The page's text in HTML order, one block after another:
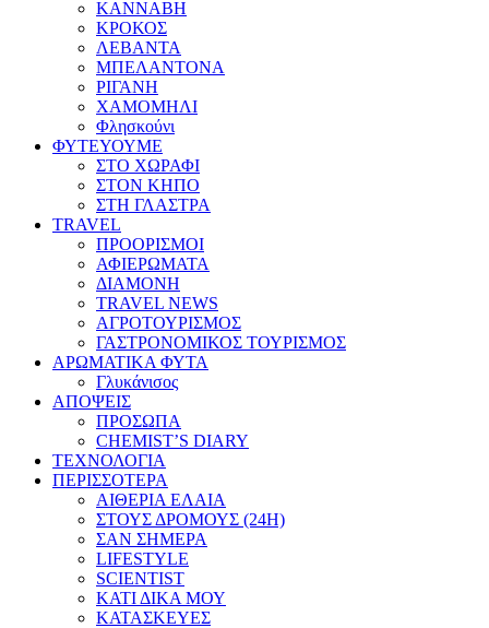
ΚΑΝΝΑΒΗ
ΚΡΟΚΟΣ
ΛΕΒΑΝΤΑ
ΜΠΕΛΑΝΤΟΝΑ
ΡΙΓΑΝΗ
ΧΑΜΟΜΗΛΙ
Φλησκούνι
ΦΥΤΕΥΟΥΜΕ
ΣΤΟ ΧΩΡΑΦΙ
ΣΤΟΝ ΚΗΠΟ
ΣΤΗ ΓΛΑΣΤΡΑ
TRAVEL
ΠΡΟΟΡΙΣΜΟΙ
ΑΦΙΕΡΩΜΑΤΑ
ΔΙΑΜΟΝΗ
TRAVEL NEWS
ΑΓΡΟΤΟΥΡΙΣΜΟΣ
ΓΑΣΤΡΟΝΟΜΙΚΟΣ ΤΟΥΡΙΣΜΟΣ
ΑΡΩΜΑΤΙΚΑ ΦΥΤΑ
Γλυκάνισος
ΑΠΟΨΕΙΣ
ΠΡΟΣΩΠΑ
CHEMIST’S DIARY
ΤΕΧΝΟΛΟΓΙΑ
ΠΕΡΙΣΣΟΤΕΡΑ
ΑΙΘΕΡΙΑ ΕΛΑΙΑ
ΣΤΟΥΣ ΔΡΟΜΟΥΣ (24H)
ΣΑΝ ΣΗΜΕΡΑ
LIFESTYLE
SCIENTIST
ΚΑΤΙ ΔΙΚΑ ΜΟΥ
ΚΑΤΑΣΚΕΥΕΣ